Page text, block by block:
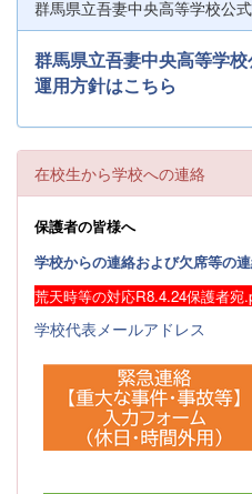
群馬県立吾妻中央高等学校公
群馬県立吾妻中央高等学
運用方針はこちら
在校生から学校への連絡
保護者の皆様へ
学校からの連絡および欠席等の
荒天時等の対応R8.4.24保護者宛
学校代表メールアドレス